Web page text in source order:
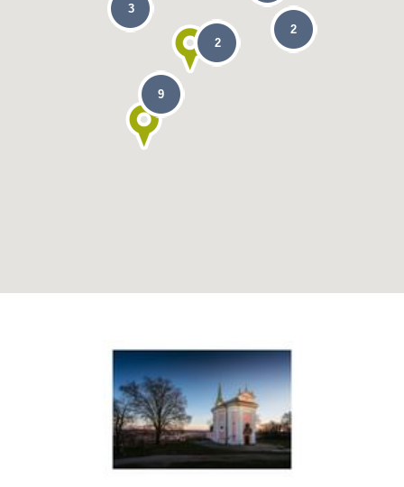
2
2
9
3